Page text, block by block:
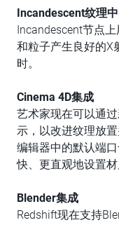
Incandescent纹理
Incandescent节点
和粒子产生良好的X
时。
Cinema 4D集成
艺术家现在可以通
示，以改进纹理放
编辑器中的默认端
快、更直观地设置材
Blender集成
Redshift现在支持